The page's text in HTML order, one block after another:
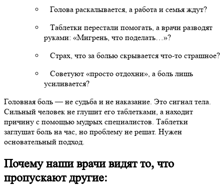
Голова раскалывается, а работа и семья ждут?
Таблетки перестали помогать, а врачи разводят
руками: «Мигрень, что поделать…»?
Страх, что за болью скрывается что-то страшное?
Советуют «просто отдохни», а боль лишь
усиливается?
Головная боль — не судьба и не наказание. Это сигнал тела.
Сильный человек не глушит его таблетками, а находит
причину с помощью мудрых специалистов. Таблетки
заглушат боль на час, но проблему не решат. Нужен
основательный подход.
Почему наши врачи видят то, что
пропускают другие: